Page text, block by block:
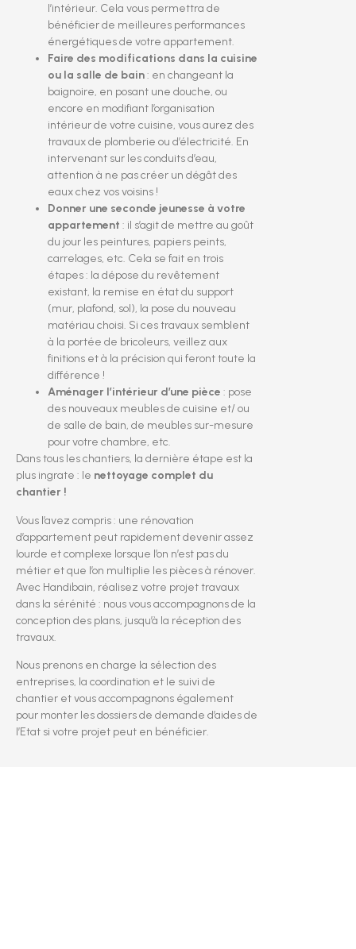
l’intérieur. Cela vous permettra de
bénéficier de meilleures performances
énergétiques de votre appartement.
Faire des modifications dans la cuisine
ou la salle de bain: en changeant la
baignoire, en posant une douche, ou
encore en modifiant l’organisation
intérieur de votre cuisine, vous aurez des
travaux de plomberie ou d’électricité. En
intervenant sur les conduits d’eau,
attention à ne pas créer un dégât des
eaux chez vos voisins !
Donner une seconde jeunesse à votre
appartement : il s’agit de mettre au goût
du jour les peintures, papiers peints,
carrelages, etc. Cela se fait en trois
étapes : la dépose du revêtement
existant, la remise en état du support
(mur, plafond, sol), la pose du nouveau
matériau choisi. Si ces travaux semblent
à la portée de bricoleurs, veillez aux
finitions et à la précision qui feront toute la
différence !
Aménager l’intérieur d’une pièce : pose
des nouveaux meubles de cuisine et/ ou
de salle de bain, de meubles sur-mesure
pour votre chambre, etc.
Dans tous les chantiers, la dernière étape est la
plus ingrate : le nettoyage complet du
chantier !
Vous l’avez compris : une rénovation
d’appartement peut rapidement devenir assez
lourde et complexe lorsque l’on n’est pas du
métier et que l’on multiplie les pièces à rénover.
Avec Handibain, réalisez votre projet travaux
dans la sérénité : nous vous accompagnons de la
conception des plans, jusqu’à la réception des
travaux.
Nous prenons en charge la sélection des
entreprises, la coordination et le suivi de
chantier et vous accompagnons également
pour monter les dossiers de demande d’aides de
l’Etat si votre projet peut en bénéficier.